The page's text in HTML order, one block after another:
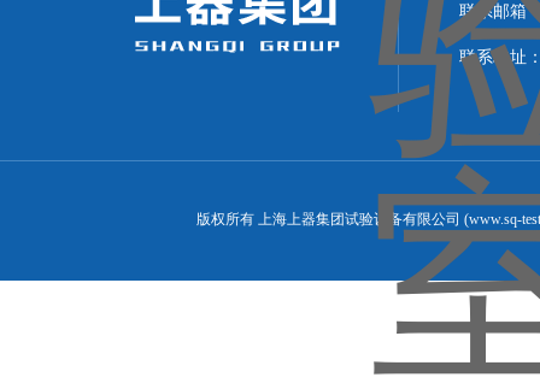
联系邮箱
联系地址
版权所有 上海上器集团试验设备有限公司 (www.sq-